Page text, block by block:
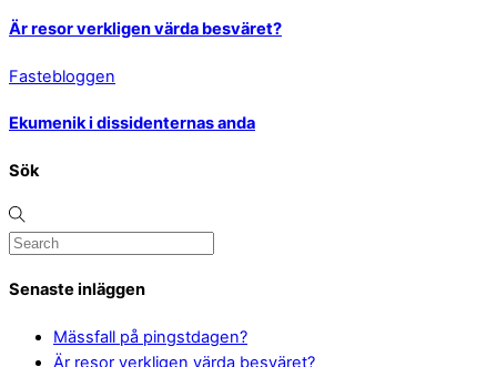
Är resor verkligen värda besväret?
Fastebloggen
Ekumenik i dissidenternas anda
Sök
Senaste inläggen
Mässfall på pingstdagen?
Är resor verkligen värda besväret?